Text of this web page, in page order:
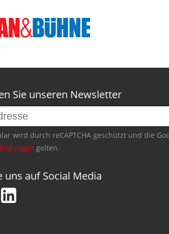
Sie unseren Newsletter
wird durch reCAPTCHA geschützt und die
gelten.
uns auf Social Media